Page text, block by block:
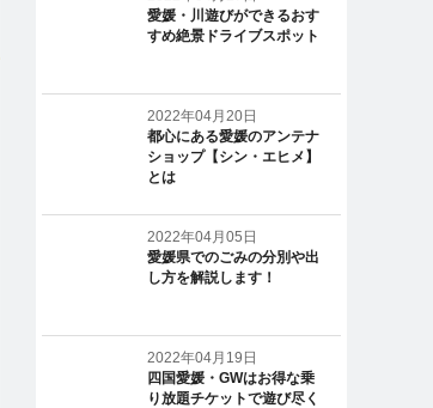
愛媛・川遊びができるおす
すめ絶景ドライブスポット
2022年04月20日
都心にある愛媛のアンテナ
ショップ【シン・エヒメ】
とは
2022年04月05日
愛媛県でのごみの分別や出
し方を解説します！
2022年04月19日
四国愛媛・GWはお得な乗
り放題チケットで遊び尽く